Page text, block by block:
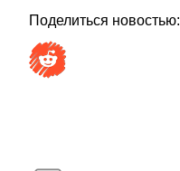
Поделиться новостью: